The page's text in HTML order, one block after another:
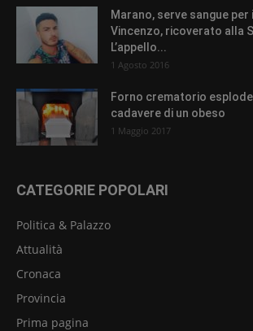
Marano, serve sangue per
Vincenzo, ricoverato alla
L’appello...
1 Agosto 2016
Forno crematorio
cadavere di un obeso
1 Maggio 2017
CATEGORIE POPOLARI
Politica & Palazzo
Attualità
Cronaca
Provincia
Prima pagina